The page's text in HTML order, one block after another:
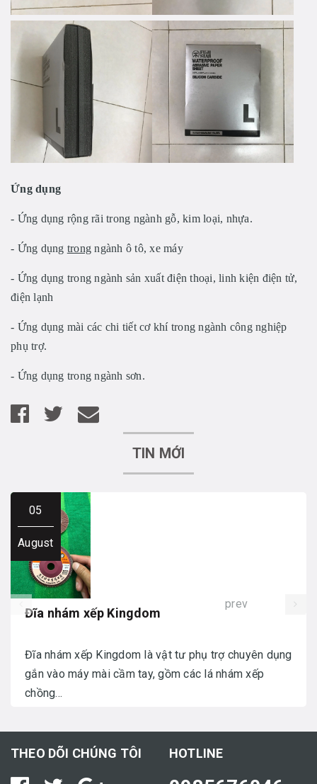
Ứng dụng
- Ứng dụng rộng rãi trong ngành gỗ, kim loại, nhựa.
- Ứng dụng trong ngành ô tô, xe máy
- Ứng dụng trong ngành sản xuất điện thoại, linh kiện điện tử,
điện lạnh
- Ứng dụng mài các chi tiết cơ khí trong ngành công nghiệp
phụ trợ.
- Ứng dụng trong ngành sơn.
TIN MỚI
05
August
Đĩa nhám xếp Kingdom
Đĩa nhám xếp Kingdom là vật tư phụ trợ chuyên dụng
gắn vào máy mài cầm tay, gồm các lá nhám xếp
chồng...
prev
THEO DÕI CHÚNG TÔI HOTLINE